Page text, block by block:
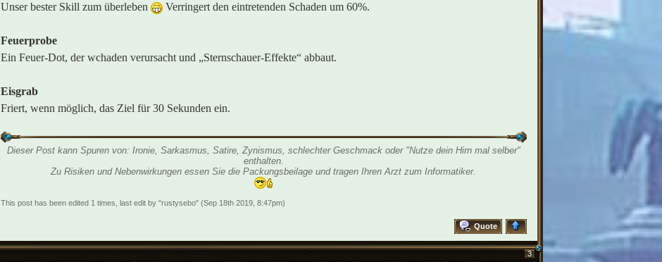
Unser bester Skill zum überleben
Verringert den eintretenden Schaden um 60%.
Feuerprobe
Ein Feuer-Dot, der wchaden verursacht und „Sternschauer-Effekte“ abbaut.
Eisgrab
Friert, wenn möglich, das Ziel für 30 Sekunden ein.
Dieser Post kann Spuren von: Ironie, Sarkasmus, Satire, Zynismus, schlechter Geschmack oder "Nutze dein Hirn mal selber"
enthalten.
Zu Risiken und Nebenwirkungen essen Sie die Packungsbeilage und tragen Ihren Arzt zum Informatiker.
This post has been edited 1 times, last edit by "rustysebo" (Sep 18th 2019, 8:47pm)
Quote
3